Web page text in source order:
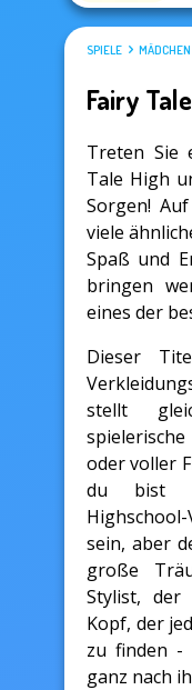
SPIELE
Fairy
Treten Sie
Tale High
Sorgen!
viele
Spaß und
bringen
eines der
Dieser
stellt
oder voller
du bist
sein, aber
große
Stylist, der
Kopf, der
zu finden -
ganz nach